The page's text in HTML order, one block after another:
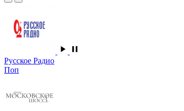
Русское Радио
Поп